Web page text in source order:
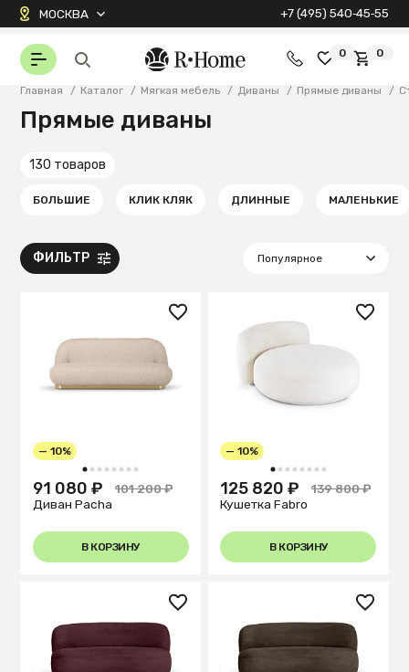
МОСКВА +7 (495) 540‑45‑55
0 0
Главная / Каталог / Мягкая мебель / Диваны / Прямые диваны /
Прямые диваны
130 товаров
БОЛЬШИЕ КЛИК КЛЯК ДЛИННЫЕ МАЛЕНЬКИЕ
ФИЛЬТР
1 2 3 4 5 6 7 8
— 10%
91 080 ₽
101 200 ₽
Диван Pacha
В КОРЗИНУ
1 2 3 4 5 6 7 8
— 10%
125 820 ₽
139 800 ₽
Кушетка Fabro
В КОРЗИНУ